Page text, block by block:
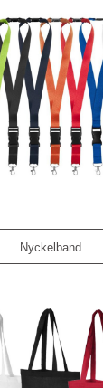
Nyckelband